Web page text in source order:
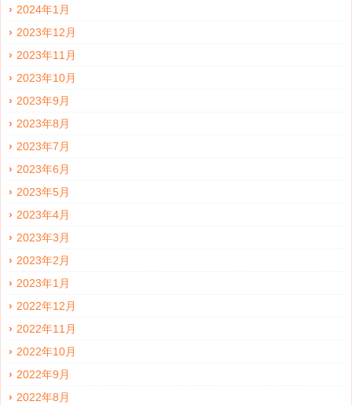
2024年1月
2023年12月
2023年11月
2023年10月
2023年9月
2023年8月
2023年7月
2023年6月
2023年5月
2023年4月
2023年3月
2023年2月
2023年1月
2022年12月
2022年11月
2022年10月
2022年9月
2022年8月